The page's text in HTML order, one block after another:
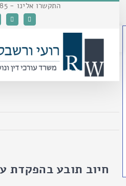
התקשרו אלינו - 077-6001585
Facebook
חיוב תובע בהפקדת
פתח סרגל נגישות